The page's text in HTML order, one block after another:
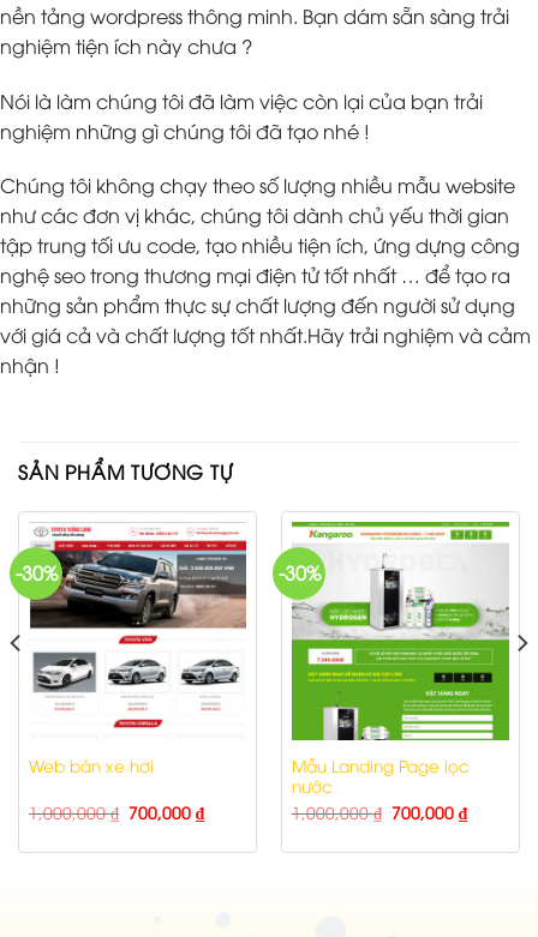
nền tảng wordpress thông minh. Bạn dám sẵn sàng trải
nghiệm tiện ích này chưa ?
Nói là làm chúng tôi đã làm việc còn lại của bạn trải
nghiệm những gì chúng tôi đã tạo nhé !
Chúng tôi không chạy theo số lượng nhiều mẫu website
như các đơn vị khác, chúng tôi dành chủ yếu thời gian
tập trung tối ưu code, tạo nhiều tiện ích, ứng dựng công
nghệ seo trong thương mại điện tử tốt nhất … để tạo ra
những sản phẩm thực sự chất lượng đến người sử dụng
với giá cả và chất lượng tốt nhất.Hãy trải nghiệm và cảm
nhận !
SẢN PHẨM TƯƠNG TỰ
-30%
Web bán xe hơi
1,000,000₫ 700,000 ₫
-30%
Mẫu Landing Page lọc
nước
1,000,000₫ 700,000 ₫